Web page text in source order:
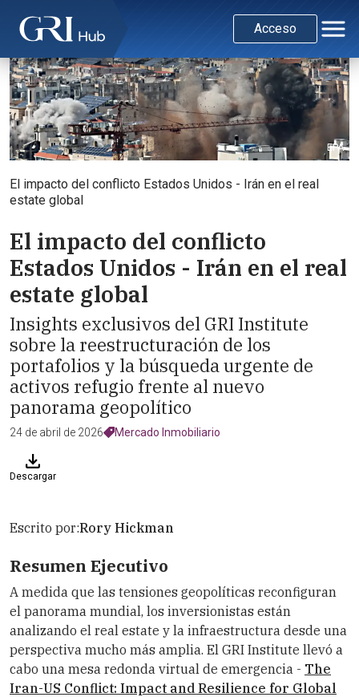
Acceso
EPA
El impacto del conflicto Estados Unidos - Irán en el real
estate global
El impacto del conflicto
Estados Unidos - Irán en el real
estate global
Insights exclusivos del GRI Institute
sobre la reestructuración de los
portafolios y la búsqueda urgente de
activos refugio frente al nuevo
panorama geopolítico
24 de abril de 2026 Mercado Inmobiliario
Descargar
Escrito por:Rory Hickman
Resumen Ejecutivo
A medida que las tensiones geopolíticas reconfiguran
el panorama mundial, los inversionistas están
analizando el real estate y la infraestructura desde una
perspectiva mucho más amplia. El GRI Institute llevó a
cabo una mesa redonda virtual de emergencia - The
Iran-US Conflict: Impact and Resilience for Global